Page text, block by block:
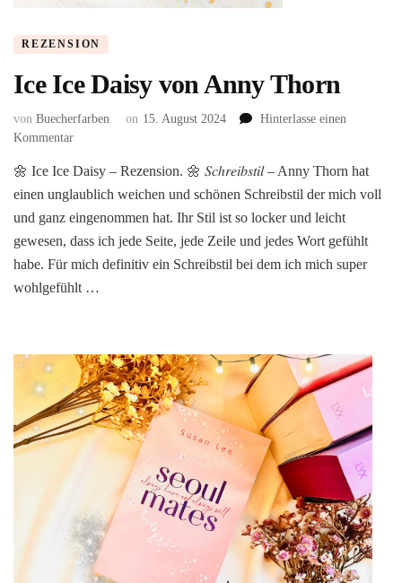
REZENSION
Ice Ice Daisy von Anny Thorn
von Buecherfarben on 15. August 2024
Hinterlasse einen
Kommentarzu
Ice
Daisy
von
Thorn
🌼 Ice Ice Daisy – Rezension. 🌼 𝑆𝑐ℎ𝑟𝑒𝑖𝑏𝑠𝑡𝑖𝑙 – Anny Thorn hat
einen unglaublich weichen und schönen Schreibstil der mich voll
und ganz eingenommen hat. Ihr Stil ist so locker und leicht
gewesen, dass ich jede Seite, jede Zeile und jedes Wort gefühlt
habe. Für mich definitiv ein Schreibstil bei dem ich mich super
wohlgefühlt …